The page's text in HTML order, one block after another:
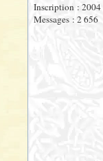
Inscription : 2004
Messages : 2 656